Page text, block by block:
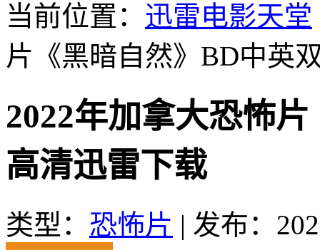
当前位置： 迅雷电影天堂
片《黑暗自然》BD中英
2022年加拿大恐怖
高清迅雷下载
类型： 恐怖片 | 发布：